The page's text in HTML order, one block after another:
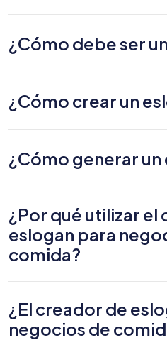
¿Cómo debe ser
¿Cómo crear un
¿Cómo generar un
¿Por qué utilizar el
eslogan para
comida?
¿El creador de
negocios de